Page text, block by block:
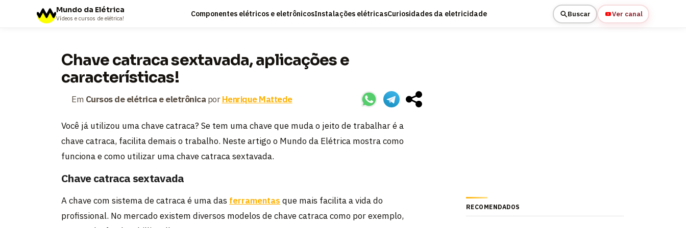
Mundo da Elétrica
Vídeos e cursos de elétrica! Componentes elétricos e eletrônicosInstalações elétricasCuriosidades da eletricidade Buscar Ver canal
Chave catraca sextavada, aplicações e
características!
Em Cursos de elétrica e eletrônica porHenrique Mattede
Você já utilizou uma chave catraca? Se tem uma chave que muda o jeito de trabalhar é a
chave catraca, facilita demais o trabalho. Neste artigo o Mundo da Elétrica mostra como
funciona e como utilizar uma chave catraca sextavada.
Chave catraca sextavada
A chave com sistema de catraca é uma das ferramentas que mais facilita a vida do
profissional. No mercado existem diversos modelos de chave catraca como por exemplo,
RECOMENDADOS